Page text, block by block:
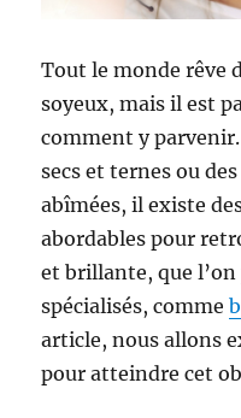
Tout le monde rêve
soyeux, mais il est
comment y parvenir.
secs et ternes ou
abîmées, il existe
abordables pour
et brillante, que
spécialisés, comme
article, nous allons
pour atteindre cet